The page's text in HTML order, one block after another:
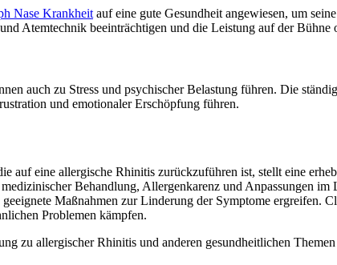
Nase Krankheit auf eine gute Gesundheit angewiesen, um
Atemtechnik beeinträchtigen und die Leistung auf der Bühne
auch zu Stress und psychischer Belastung führen. Die
und emotionaler Erschöpfung führen.
auf eine allergische Rhinitis zurückzuführen ist, stellt eine
Behandlung, Allergenkarenz und Anpassungen
Maßnahmen zur Linderung der Symptome
Problemen kämpfen.
zu allergischer Rhinitis und anderen gesundheitlichen